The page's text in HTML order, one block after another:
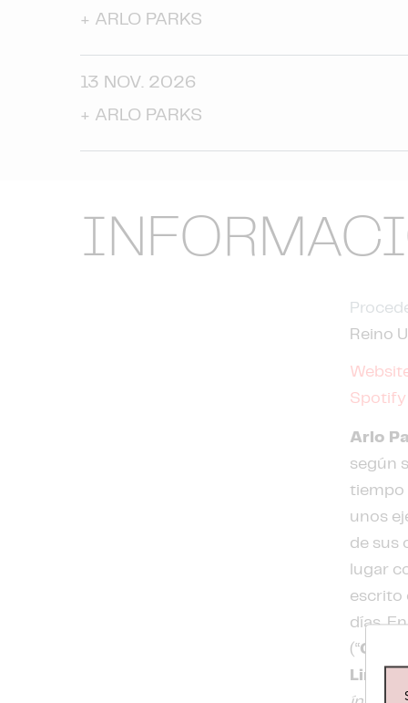
+ ARLO PARKS
13 NOV. 2026
+ ARLO PARKS
Reino
Spotify
Arlo
según
tiempo
unos
de sus
lugar
escrito
días.
(“Coda
Line